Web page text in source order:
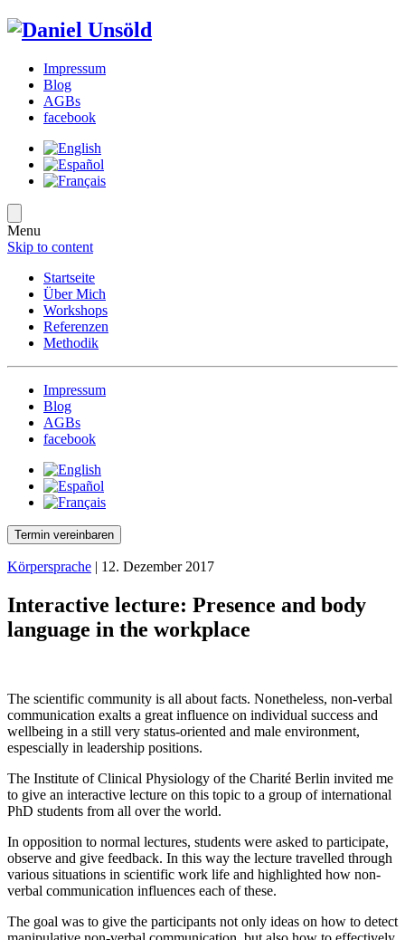
Impressum
Blog
AGBs
facebook
Menu
Skip to content
Startseite
Über Mich
Workshops
Referenzen
Methodik
Impressum
Blog
AGBs
facebook
Termin vereinbaren
Körpersprache | 12. Dezember 2017
Interactive lecture: Presence and body
language in the workplace
The scientific community is all about facts. Nonetheless, non-verbal
communication exalts a great influence on individual success and
wellbeing in a still very status-oriented and male environment,
espescially in leadership positions.
The Institute of Clinical Physiology of the Charité Berlin invited me
to give an interactive lecture on this topic to a group of international
PhD students from all over the world.
In opposition to normal lectures, students were asked to participate,
observe and give feedback. In this way the lecture travelled through
various situations in scientific work life and highlighted how non-
verbal communication influences each of these.
The goal was to give the participants not only ideas on how to detect